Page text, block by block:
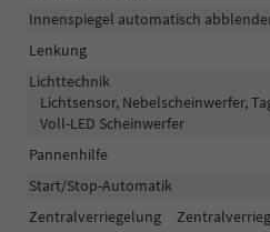
Innenspiegel automatisch
Lenkung
Lichttechnik
Lichtsensor, Nebelscheinwerfer,
Voll-LED Scheinwerfer
Pannenhilfe
Start/Stop-Automatik
Zentralverriegelung